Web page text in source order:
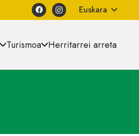
Euskara
Turismoa Herritarrei arreta